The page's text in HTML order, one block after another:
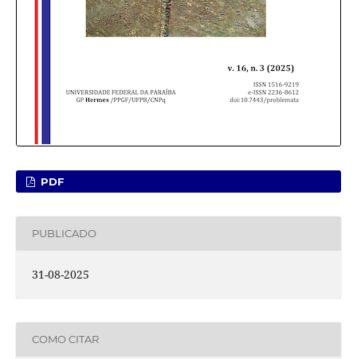
PDF
PUBLICADO
31-08-2025
COMO CITAR